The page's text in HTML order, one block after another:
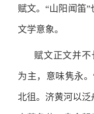
赋文。“山阳闻笛
文学意象。
赋文正文并不
为主，意味隽永
北徂。济黄河以